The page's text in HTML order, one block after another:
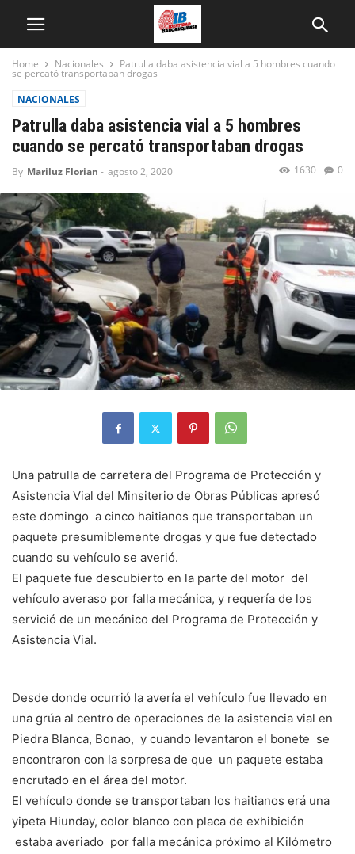
Home Nacionales Patrulla daba asistencia vial a 5 hombres cuando
se percató transportaban drogas
NACIONALES
Patrulla daba asistencia vial a 5 hombres
cuando se percató transportaban drogas
By Mariluz Florian - agosto 2, 2020 0
1630
Una patrulla de carretera del Programa de Protección y
Asistencia Vial del Minsiterio de Obras Públicas apresó
este domingo a cinco haitianos que transportaban un
paquete presumiblemente drogas y que fue detectado
cuando su vehículo se averió.
El paquete fue descubierto en la parte del motor del
vehículo averaso por falla mecánica, y requería de los
servició de un mecánico del Programa de Protección y
Asistencia Vial.
Desde donde ocurrió la avería el vehículo fue llevado en
una grúa al centro de operaciones de la asistencia vial en
Piedra Blanca, Bonao, y cuando levantaron el bonete se
encontraron con la sorpresa de que un paquete estaba
encrutado en el área del motor.
El vehículo donde se transportaban los haitianos erá una
yipeta Hiunday, color blanco con placa de exhibición
estaba averiado por falla mecánica próximo al Kilómetro